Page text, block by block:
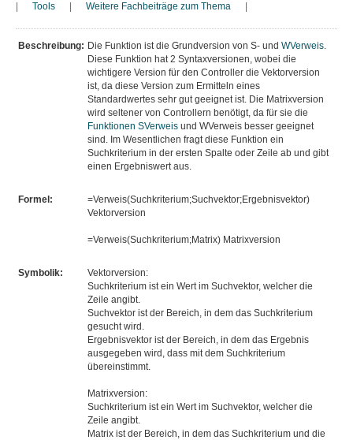
Tools Weitere Fachbeiträge zum Thema
Beschreibung: Die Funktion ist die Grundversion von S- und WVerweis.
Diese Funktion hat 2 Syntaxversionen, wobei die
wichtigere Version für den Controller die Vektorversion
ist, da diese Version zum Ermitteln eines
Standardwertes sehr gut geeignet ist. Die Matrixversion
wird seltener von Controllern benötigt, da für sie die
Funktionen SVerweis und WVerweis besser geeignet
sind. Im Wesentlichen fragt diese Funktion ein
Suchkriterium in der ersten Spalte oder Zeile ab und gibt
einen Ergebniswert aus.
Formel:
=Verweis(Suchkriterium;Suchvektor;Ergebnisvektor)
Vektorversion
=Verweis(Suchkriterium;Matrix) Matrixversion
Symbolik:
Vektorversion:
Suchkriterium ist ein Wert im Suchvektor, welcher die
Zeile angibt.
Suchvektor ist der Bereich, in dem das Suchkriterium
gesucht wird.
Ergebnisvektor ist der Bereich, in dem das Ergebnis
ausgegeben wird, dass mit dem Suchkriterium
übereinstimmt.
Matrixversion:
Suchkriterium ist ein Wert im Suchvektor, welcher die
Zeile angibt.
Matrix ist der Bereich, in dem das Suchkriterium und die